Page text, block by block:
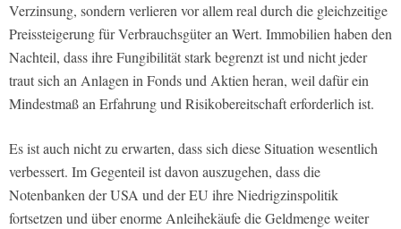
Verzinsung, sondern verlieren vor allem real durch die gleichzeitige
Preissteigerung für Verbrauchsgüter an Wert. Immobilien haben den
Nachteil, dass ihre Fungibilität stark begrenzt ist und nicht jeder
traut sich an Anlagen in Fonds und Aktien heran, weil dafür ein
Mindestmaß an Erfahrung und Risikobereitschaft erforderlich ist.
Es ist auch nicht zu erwarten, dass sich diese Situation wesentlich
verbessert. Im Gegenteil ist davon auszugehen, dass die
Notenbanken der USA und der EU ihre Niedrigzinspolitik
fortsetzen und über enorme Anleihekäufe die Geldmenge weiter